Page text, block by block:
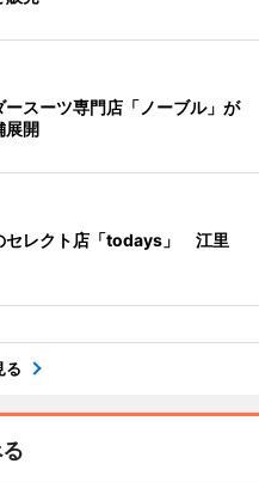
スーツ専門店「ノーブル」が
開
セレクト店「todays」 江里
る